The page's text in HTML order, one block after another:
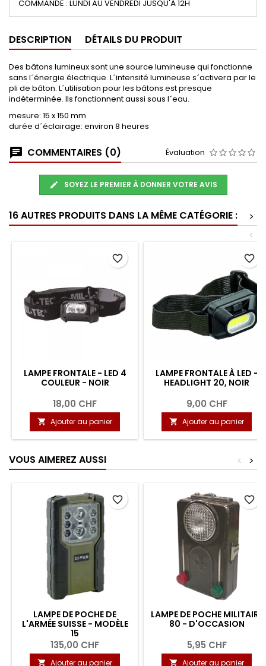
COMMANDE : LUNDI AU VENDREDI JUSQU'À 12H
DESCRIPTION DÉTAILS DU PRODUIT
Des bâtons lumineux sont une source lumineuse qui fonctionne
sans l´énergie électrique. L´intensité lumineuse s´activera par le
pli de bâton. L´utilisation pour les bâtons est presque
indéterminée. Ils fonctionnent aussi sous l´eau.
mesure: 15 x 150 mm
durée d´éclairage: environ 8 heures
COMMENTAIRES (0) Évaluation
SOYEZ LE PREMIER À DONNER VOTRE AVIS
16 AUTRES PRODUITS DANS LA MÊME CATÉGORIE :
>
<
LAMPE FRONTALE - LED 4
COULEUR - NOIR
18,00 CHF
 Ajouter au panier
favorite_border
LAMPE FRONTALE À LED -
HEADLIGHT 20, NOIR
9,00 CHF
 Ajouter au panier
favorite_border
VOUS AIMEREZ AUSSI >
<
LAMPE DE POCHE DE
L'ARMÉE SUISSE - MODÈLE
15
135,00 CHF
 Ajouter au panier
favorite_border
LAMPE DE POCHE MILITAIRE
80 - D'OCCASION
5,95 CHF
 Ajouter au panier
favorite_border